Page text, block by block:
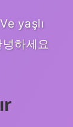
yaşlı
하세요